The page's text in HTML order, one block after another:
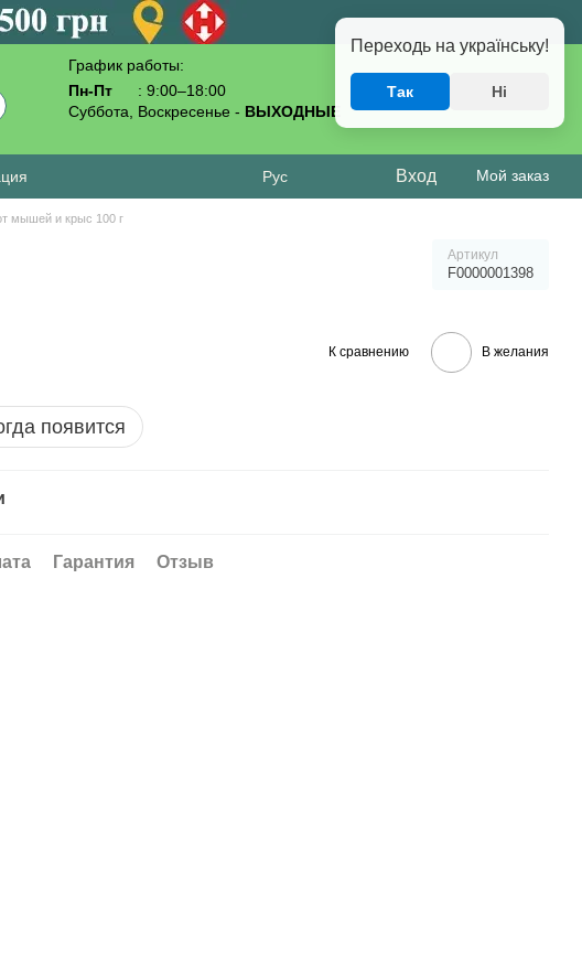
График работы:
Пн-Пт
: 9:00–18:00
Суббота, Воскресенье - ВЫХОДНЫЕ
093-619-80-70
Рус Вход Мой заказ
мышей и крыс 100 г
Артикул
F0000001398
К сравнению В желания
появится
Гарантия Отзыв
Переходь на українську!
Так Ні